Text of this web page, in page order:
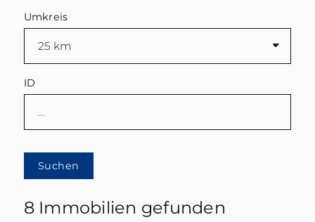
Umkreis
ID
Suchen
8 Immobilien gefunden